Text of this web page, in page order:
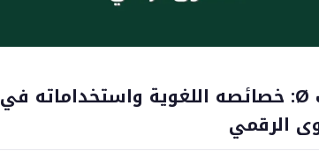
الحرف Ø: خصائصه اللغوية واستخداماته في
الرقمي